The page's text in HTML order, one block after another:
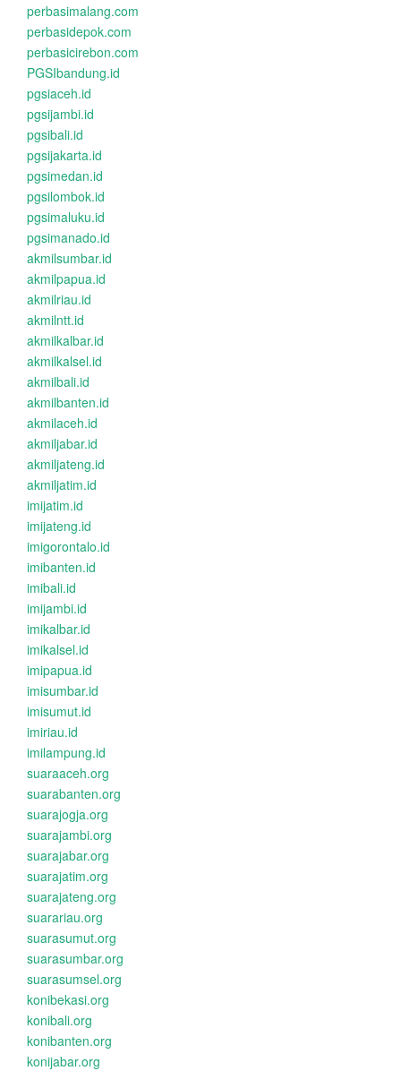
perbasimalang.com
perbasidepok.com
perbasicirebon.com
PGSIbandung.id
pgsiaceh.id
pgsijambi.id
pgsibali.id
pgsijakarta.id
pgsimedan.id
pgsilombok.id
pgsimaluku.id
pgsimanado.id
akmilsumbar.id
akmilpapua.id
akmilriau.id
akmilntt.id
akmilkalbar.id
akmilkalsel.id
akmilbali.id
akmilbanten.id
akmilaceh.id
akmiljabar.id
akmiljateng.id
akmiljatim.id
imijatim.id
imijateng.id
imigorontalo.id
imibanten.id
imibali.id
imijambi.id
imikalbar.id
imikalsel.id
imipapua.id
imisumbar.id
imisumut.id
imiriau.id
imilampung.id
suaraaceh.org
suarabanten.org
suarajogja.org
suarajambi.org
suarajabar.org
suarajatim.org
suarajateng.org
suarariau.org
suarasumut.org
suarasumbar.org
suarasumsel.org
konibekasi.org
konibali.org
konibanten.org
konijabar.org